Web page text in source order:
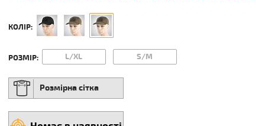
КОЛІР:
РОЗМІР: L/XL S/M
Розмірна сітка